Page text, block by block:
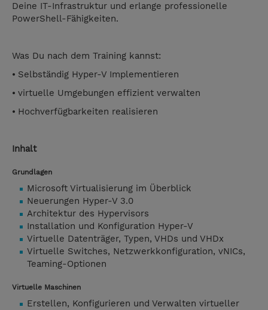
Deine IT-Infrastruktur und erlange professionelle
PowerShell-Fähigkeiten.
Was Du nach dem Training kannst:
⦁ Selbständig Hyper-V Implementieren
⦁ virtuelle Umgebungen effizient verwalten
⦁ Hochverfügbarkeiten realisieren
Inhalt
Grundlagen
Microsoft Virtualisierung im Überblick
Neuerungen Hyper-V 3.0
Architektur des Hypervisors
Installation und Konfiguration Hyper-V
Virtuelle Datenträger, Typen, VHDs und VHDx
Virtuelle Switches, Netzwerkkonfiguration, vNICs,
Teaming-Optionen
Virtuelle Maschinen
Erstellen, Konfigurieren und Verwalten virtueller